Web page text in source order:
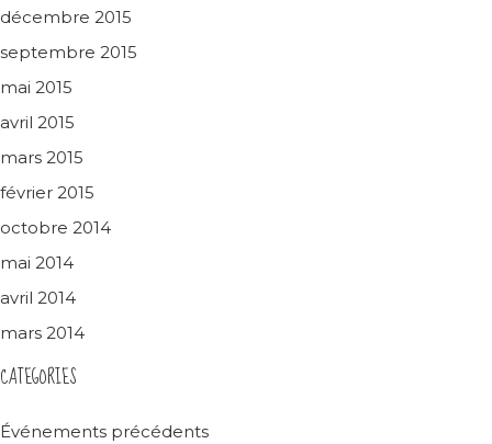
décembre 2015
septembre 2015
mai 2015
avril 2015
mars 2015
février 2015
octobre 2014
mai 2014
avril 2014
mars 2014
CATEGORIES
Événements précédents